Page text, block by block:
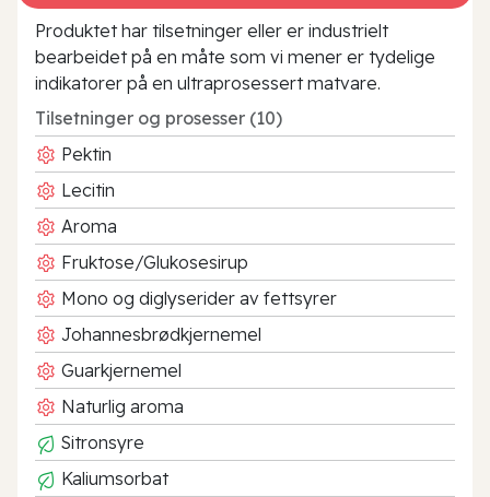
Produktet har tilsetninger eller er industrielt
bearbeidet på en måte som vi mener er tydelige
indikatorer på en ultraprosessert matvare.
Tilsetninger og prosesser (10)
Pektin
Lecitin
Aroma
Fruktose/Glukosesirup
Mono og diglyserider av fettsyrer
Johannesbrødkjernemel
Guarkjernemel
Naturlig aroma
Sitronsyre
Kaliumsorbat